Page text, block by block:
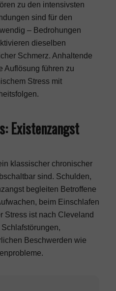
zu den intensivsten
sind für den
– Bedrohungen
dieselben
Schmerz. Anhaltende
Auflösung führen zu
Stress mit
Existenzangst
klassischer chronischer
sind. Schulden,
begleiten Betroffene
beim Einschlafen
Stress ist nach Cleveland
Beschwerden wie